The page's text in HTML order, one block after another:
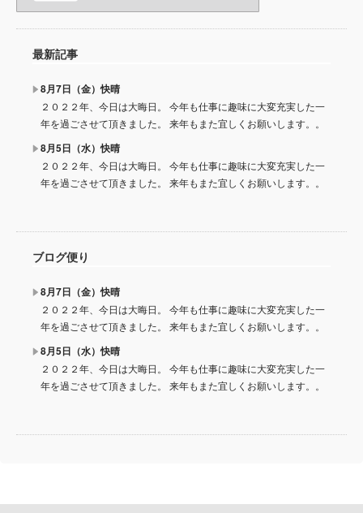
最新記事
8月7日（金）快晴
２０２２年、今日は大晦日。 今年も仕事に趣味に大変充実した一
年を過ごさせて頂きました。 来年もまた宜しくお願いします。。
8月5日（水）快晴
２０２２年、今日は大晦日。 今年も仕事に趣味に大変充実した一
年を過ごさせて頂きました。 来年もまた宜しくお願いします。。
ブログ便り
8月7日（金）快晴
２０２２年、今日は大晦日。 今年も仕事に趣味に大変充実した一
年を過ごさせて頂きました。 来年もまた宜しくお願いします。。
8月5日（水）快晴
２０２２年、今日は大晦日。 今年も仕事に趣味に大変充実した一
年を過ごさせて頂きました。 来年もまた宜しくお願いします。。